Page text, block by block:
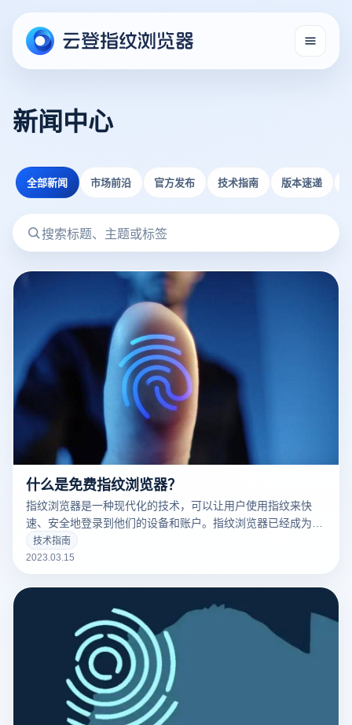
新闻中心
全部新闻 市场前沿 官方发布 技术指南 版本速递
什么是免费指纹浏览器？
指纹浏览器是一种现代化的技术，可以让用户使用指纹来快
速、安全地登录到他们的设备和账户。指纹浏览器已经成为了
现代科技的标志之一，并且越来越多的人开始使用它。
技术指南
2023.03.15